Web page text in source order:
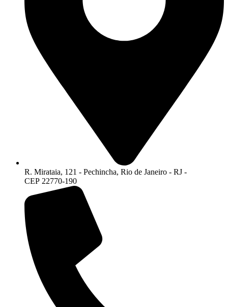
R. Mirataia, 121 - Pechincha, Rio de Janeiro - RJ -
CEP 22770-190